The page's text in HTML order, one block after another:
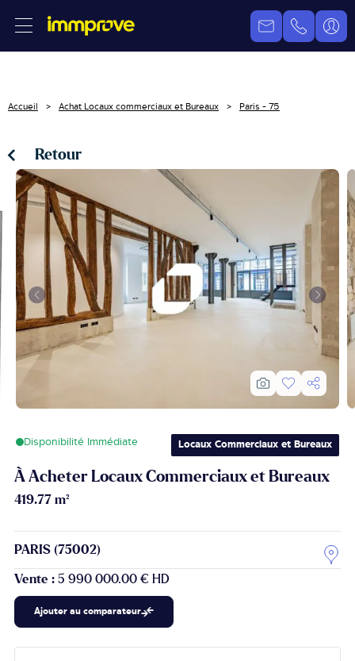
Accueil Achat Locaux commerciaux et Bureaux Paris - 75
Retour
Disponibilité Immédiate Locaux Commerciaux et Bureaux
À Acheter Locaux Commerciaux et Bureaux
419.77 m²
PARIS (75002)
Vente : 5 990 000.00 € HD
Ajouter au comparateur